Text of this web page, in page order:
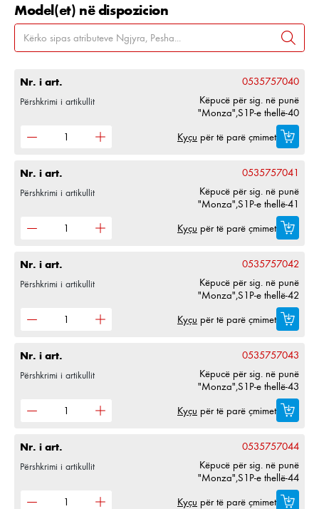
Model(et) në dispozicion
Nr. i art. 0535757040
Përshkrimi i artikullit
Këpucë për sig. në punë
"Monza",S1P-e thellë-40
Kyçu për të parë çmimet
Nr. i art. 0535757041
Përshkrimi i artikullit
Këpucë për sig. në punë
"Monza",S1P-e thellë-41
Kyçu për të parë çmimet
Nr. i art. 0535757042
Përshkrimi i artikullit
Këpucë për sig. në punë
"Monza",S1P-e thellë-42
Kyçu për të parë çmimet
Nr. i art. 0535757043
Përshkrimi i artikullit
Këpucë për sig. në punë
"Monza",S1P-e thellë-43
Kyçu për të parë çmimet
Nr. i art. 0535757044
Përshkrimi i artikullit
Këpucë për sig. në punë
"Monza",S1P-e thellë-44
Kyçu për të parë çmimet